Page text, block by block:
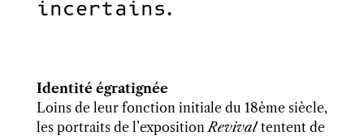
incertains.
Identité égratignée
Loins de leur fonction initiale du 18ème siècle,
les portraits de l’expositionRevivaltentent de